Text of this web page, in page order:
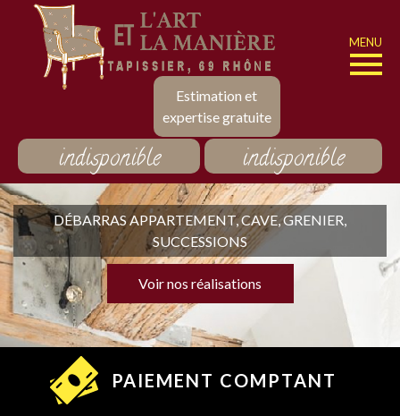
Estimation et
expertise gratuite
MENU
indisponible indisponible
DÉBARRAS APPARTEMENT, CAVE, GRENIER,
SUCCESSIONS
Voir nos réalisations
PAIEMENT COMPTANT